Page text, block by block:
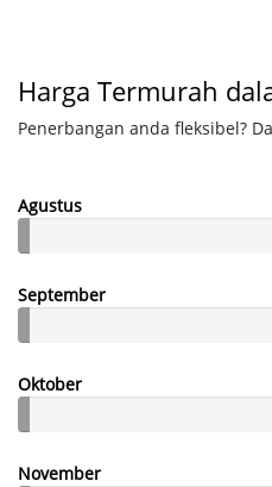
Harga Termurah
Penerbangan anda fleksibel?
Agustus
September
Oktober
November